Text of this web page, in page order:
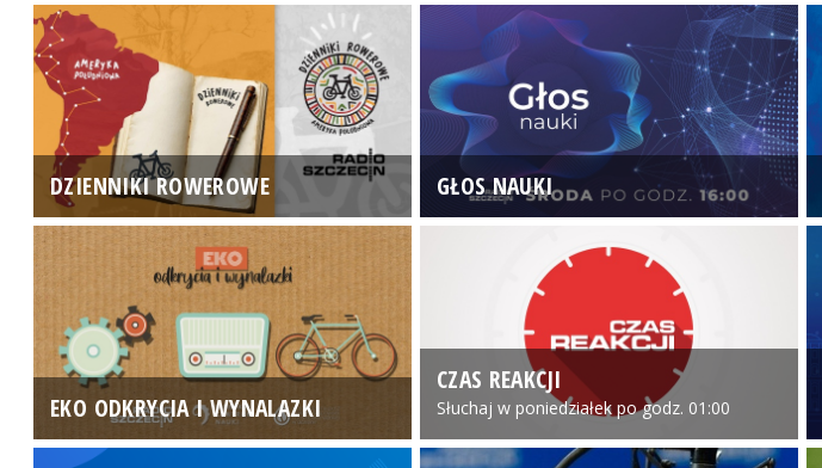
DZIENNIKI ROWEROWE GŁOS NAUKI
EKO ODKRYCIA I WYNALAZKI
CZAS REAKCJI
Słuchaj w poniedziałek po godz. 01:00